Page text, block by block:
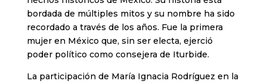
bordada de múltiples mitos y su nombre ha sido
recordado a través de los años. Fue la primera
mujer en México que, sin ser electa, ejerció
poder político como consejera de Iturbide.
La participación de María Ignacia Rodríguez en la